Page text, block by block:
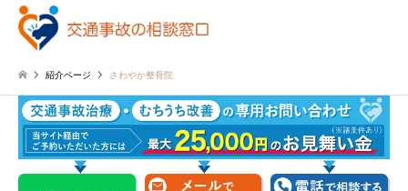
紹介ページ さわやか整骨院